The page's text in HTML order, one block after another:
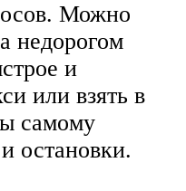
Можно
недорогом
и
или взять в
самому
остановки.